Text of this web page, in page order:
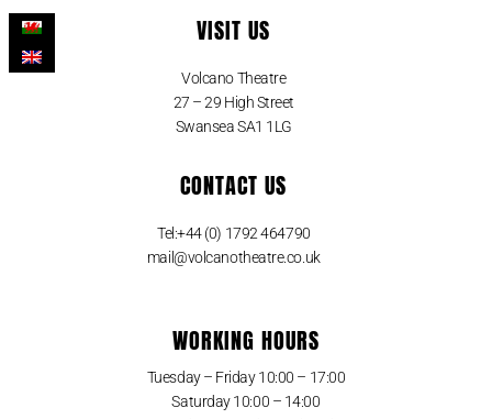
VISIT US
Volcano Theatre
27 – 29 High Street
Swansea SA1 1LG
CONTACT US
Tel:+44 (0) 1792 464790
mail@volcanotheatre.co.uk
WORKING HOURS
Tuesday – Friday 10:00 – 17:00
Saturday 10:00 – 14:00